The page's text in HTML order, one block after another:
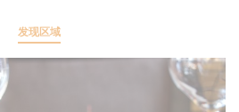
发现区域